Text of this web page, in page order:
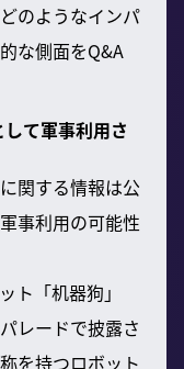
のようなインパ
な側面をQ&A
て軍事利用さ
関する情報は公
事利用の可能性
ト「机器狗」
レードで披露さ
を持つロボット